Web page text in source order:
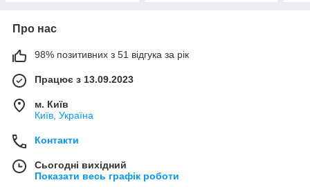
Про нас
98% позитивних з 51 відгука за рік
Працює з 13.09.2023
м. Київ
Київ, Україна
Контакти
Сьогодні вихідний
Показати весь графік роботи